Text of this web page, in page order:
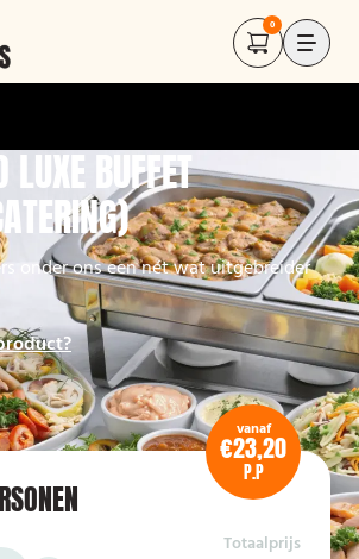
0
LUXE BUFFET
onder ons een nét wat uitgebreider
vanaf
€23,20
P.P
Totaalprijs